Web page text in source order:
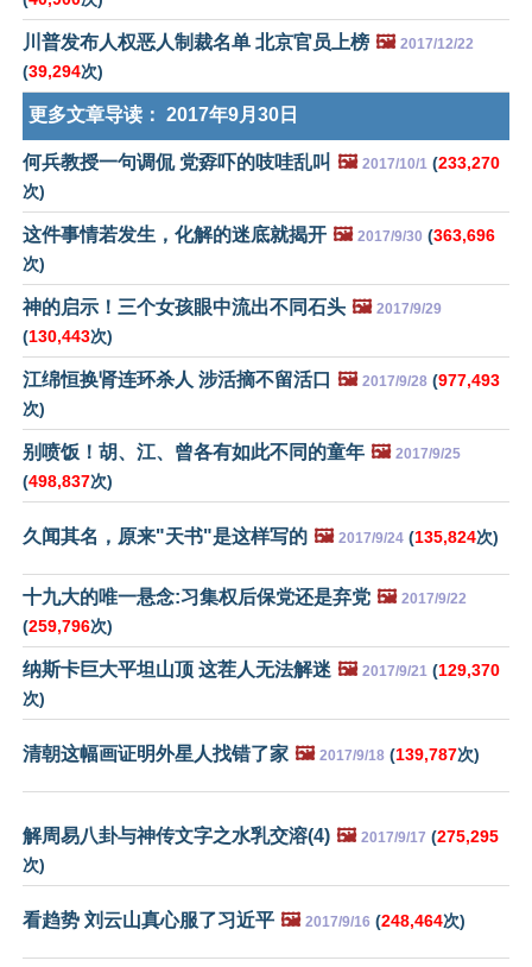
川普发布人权恶人制裁名单 北京官员上榜 🖼️ 2017/12/22
(39,294次)
更多文章导读： 2017年9月30日
何兵教授一句调侃 党孬吓的吱哇乱叫 🖼️ 2017/10/1 (233,270
次)
这件事情若发生，化解的迷底就揭开 🖼️ 2017/9/30 (363,696
次)
神的启示！三个女孩眼中流出不同石头 🖼️ 2017/9/29
(130,443次)
江绵恒换肾连环杀人 涉活摘不留活口 🖼️ 2017/9/28 (977,493
次)
别喷饭！胡、江、曾各有如此不同的童年 🖼️ 2017/9/25
(498,837次)
久闻其名，原来"天书"是这样写的 🖼️ 2017/9/24 (135,824次)
十九大的唯一悬念:习集权后保党还是弃党 🖼️ 2017/9/22
(259,796次)
纳斯卡巨大平坦山顶 这茬人无法解迷 🖼️ 2017/9/21 (129,370
次)
清朝这幅画证明外星人找错了家 🖼️ 2017/9/18 (139,787次)
解周易八卦与神传文字之水乳交溶(4) 🖼️ 2017/9/17 (275,295
次)
看趋势 刘云山真心服了习近平 🖼️ 2017/9/16 (248,464次)